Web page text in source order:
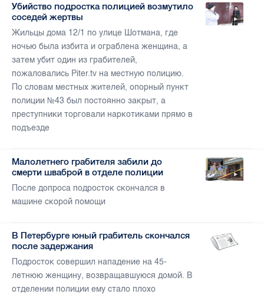
Убийство подростка полицией возмутило
соседей жертвы
Жильцы дома 12/1 по улице Шотмана, где
ночью была избита и ограблена женщина, а
затем убит один из грабителей,
пожаловались Piter.tv на местную полицию.
По словам местных жителей, опорный пункт
полиции №43 был постоянно закрыт, а
преступники торговали наркотиками прямо в
подъезде
Малолетнего грабителя забили до
смерти шваброй в отделе полиции
После допроса подросток скончался в
машине скорой помощи
В Петербурге юный грабитель скончался
после задержания
Подросток совершил нападение на 45-
летнюю женщину, возвращавшуюся домой. В
отделении полиции ему стало плохо